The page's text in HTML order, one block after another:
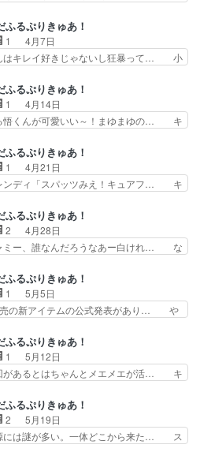
それを普通… “いろさと”見守り勢の猫
テンシ… 自由研究のため海へと来た一
メの…
く篇！奇跡のパワーにより学… 今日見
4/3）虹ヶ咲学園スクー… 前作の『ひ
イ！』も初期メンバー… 犬だったこむ
校に通うことになっ… 学校の描写が多
だろwサッカー… 私立湾岸第二中学校
ゃなくて弁当… こむぎ、中学生だワ
映アニメ…
ふるぷりきゅあ！
1
4月7日
はキレイ好きじゃないし狂暴って… 小
新商品のアイデアを求められ… まゆの
間嫌いのユキの信頼を得て… 今週も小
ルからいろはちゃんの足… 悟くんは動
詳しくてサポート役と… ユキちゃんに
岐阜行っててフリ… 去ぬるある日のユ
来るべきその時… ご作業いただいた皆
れ様でした！…
ふるぷりきゅあ！
1
4月14日
悟くんが可愛いい～！まゆまゆの… キ
！プリキュアにとって視… まゆが山
な生き物が狂暴だったら… 今回は山登
ラリンガルガルとの戦… 学校で『見晴
大生物が出る』とい… でテンション上
終了の節目に… 山に潜む、巨大生
展開は、セーラ… 僕の心をガッチャさ
ルトラ可愛い…
ふるぷりきゅあ！
1
4月21日
ンディ「スパッツみえ！キュアフ… キ
んが可愛いい～！(クラスメ… キュア
ゃんのヒール、これはさす… キュアニ
ルガルに容赦なく暴力を… 知らない人
いところから見下ろす… 僕の心をオー
っぱりいろはは頭… ・まゆがユキが夜
掛けるのが気に… キュアニャミー初…
。何故キュア…
ふるぷりきゅあ！
2
4月28日
ミー、誰なんだろうなあー白けれ… な
の目的を聞きたい、と思った… 第１３
した。いろはちゃん、ビジ… 少しづつ
＝キュアニャミーってい… キュアニャ
を探せの巻ッ！コミカ… さつみ...東映
ック・ザ・ヘ… 今週はキュアニャミー
えめだった… キュアニャミーを探せ！
イケメン…
ふるぷりきゅあ！
1
5月5日
売の新アイテムの公式発表があり… や
、返礼に主題歌CDを買って… ゆきは
らしいな。猫は成猫でも一… まゆまゆ
こむぎのお家へお泊まり… 獣医である
・陽子から『疲れがた… いろはとま
ユキが心配してクル… まゆちゃんを巻
しくないユキがず… うえしゃまがすご
するよねキュア…
ふるぷりきゅあ！
1
5月12日
があるとはちゃんとメエメエが活… キ
はいろいろあるな。どう考え… 羊じゃ
のメエメエの回！メエメエ… ニコガー
準備をしていたメエメエ… 動物たくさ
くっていうのもかなり… 』第１５話の
ふるぷりきゅあ！
2
5月19日
には謎が多い。一体どこから来た… ス